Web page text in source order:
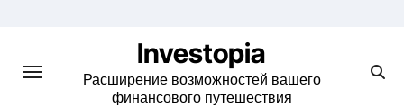
content
Investopia
Расширение возможностей вашего
финансового путешествия